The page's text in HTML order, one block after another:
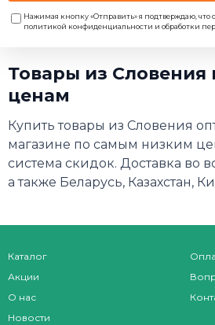
Нажимая кнопку «Отправить» я подтверждаю, что
политикой конфиденциальности и обработки
Товары из Словения
ценам
Купить товары из Словения
магазине по самым низким
система скидок. Доставка во
а также Беларусь, Казахстан,
Каталог
Акции
О нас
Новости